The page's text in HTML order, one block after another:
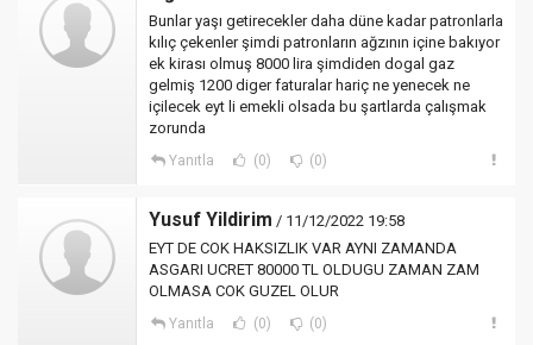
Bunlar yaşı getirecekler daha düne kadar patronlarla
kılıç çekenler şimdi patronların ağzının içine bakıyor
ek kirası olmuş 8000 lira şimdiden dogal gaz
gelmiş 1200 diger faturalar hariç ne yenecek ne
içilecek eyt li emekli olsada bu şartlarda çalışmak
zorunda
Yanıtla (0) (0)
Yusuf Yildirim / 11/12/2022 19:58
EYT DE COK HAKSIZLIK VAR AYNI ZAMANDA
ASGARI UCRET 80000 TL OLDUGU ZAMAN ZAM
OLMASA COK GUZEL OLUR
Yanıtla (0) (0)